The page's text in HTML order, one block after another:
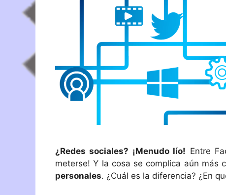
¿Redes sociales? ¡Menudo lío! Entre
meterse! Y la cosa se complica aún más
personales. ¿Cuál es la diferencia? ¿En